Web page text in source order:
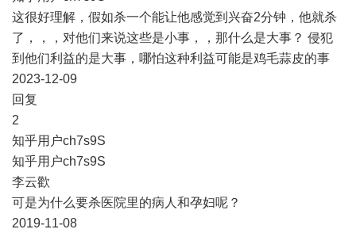
这很好理解，假如杀一个能让他感觉到兴奋2分钟，他就杀
了，，，对他们来说这些是小事，，那什么是大事？ 侵犯
到他们利益的是大事，哪怕这种利益可能是鸡毛蒜皮的事
2023-12-09
​回复
​2
知乎用户ch7s9S
知乎用户ch7s9S
李云歡
可是为什么要杀医院里的病人和孕妇呢？
2019-11-08